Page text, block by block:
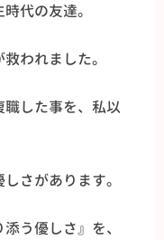
代の友達。
われました。
した事を、私以
さがあります。
う優しさ』を、